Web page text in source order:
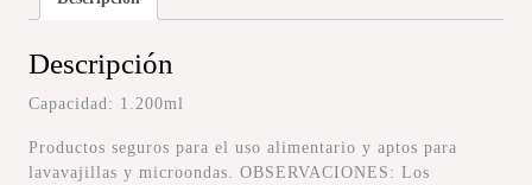
Descripción
Capacidad: 1.200ml
Productos seguros para el uso alimentario y aptos para
lavavajillas y microondas. OBSERVACIONES: Los